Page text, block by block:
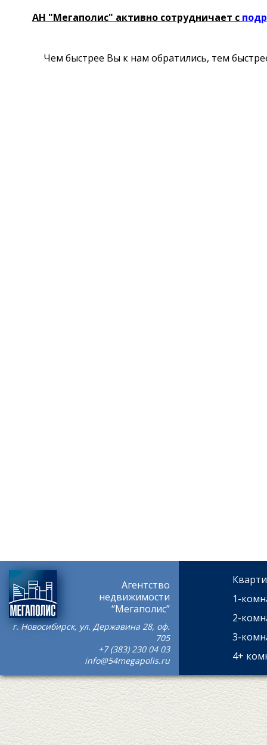
АН "Мегаполис" активно сотрудничает с
Чем быстрее Вы к нам обратились, тем
Агентство
недвижимости
“Мегаполис”
г. Новосибирск, ул. Державина 28, оф.
705
+7 (383) 230 04 03
info@54megapolis.ru
1-
2-
3-
4+